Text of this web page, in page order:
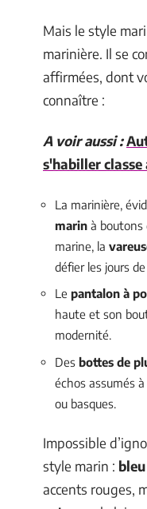
Mais le style
marinière. Il se
affirmées, dont
connaître :
A voir aussi :
s'habiller classe
La marinière,
marin à boutons
marine, la
défier les jours de
Le pantalon à
haute et son
modernité.
Des bottes de
échos assumés
ou basques.
Impossible
style marin :
accents rouges,